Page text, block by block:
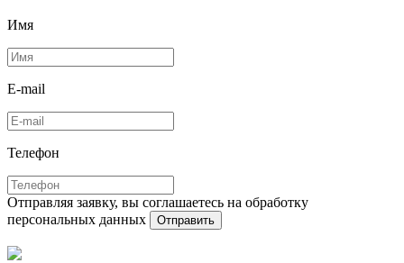
Имя
E-mail
Телефон
Отправляя заявку, вы соглашаетесь на обработку
персональных данных
Отправить